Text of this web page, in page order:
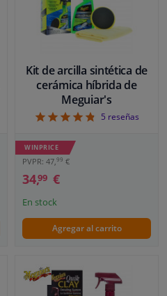
Kit de arcilla sintética de
cerámica híbrida de
Meguiar's
4.8
5 reseñas
WINPRICE
PVPR: 47,99 €
34,99 €
En stock
Agregar al carrito